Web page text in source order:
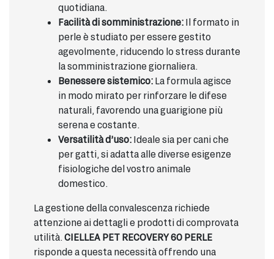
quotidiana.
Facilità di somministrazione: Il formato in
perle è studiato per essere gestito
agevolmente, riducendo lo stress durante
la somministrazione giornaliera.
Benessere sistemico: La formula agisce
in modo mirato per rinforzare le difese
naturali, favorendo una guarigione più
serena e costante.
Versatilità d’uso: Ideale sia per cani che
per gatti, si adatta alle diverse esigenze
fisiologiche del vostro animale
domestico.
La gestione della convalescenza richiede
attenzione ai dettagli e prodotti di comprovata
utilità. CIELLEA PET RECOVERY 60 PERLE
risponde a questa necessità offrendo una